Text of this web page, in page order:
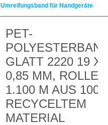
Umreifungsband für Handgeräte
PET-
GLATT 2220 19 X
0,85 MM, ROLLE
1.100 M AUS
RECYCELTEM
MATERIAL